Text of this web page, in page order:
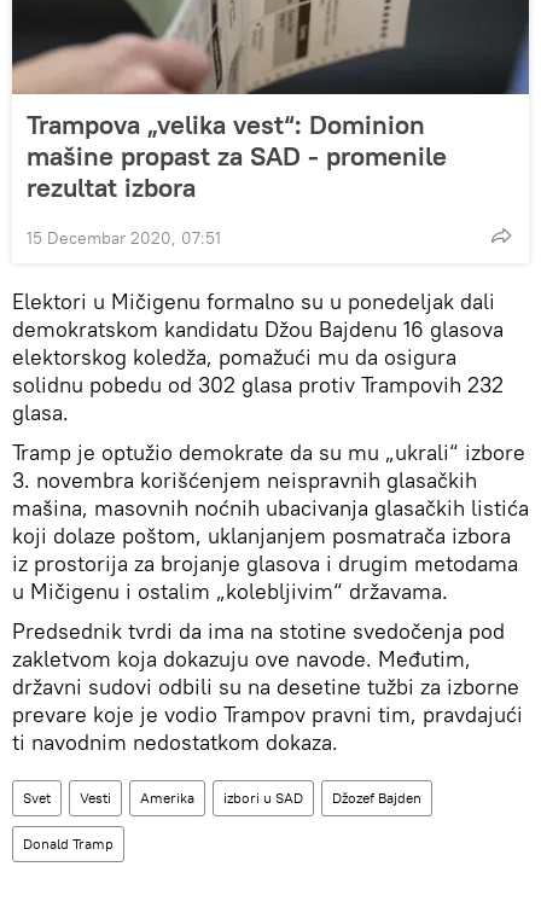
Trampova „velika vest“: Dominion
mašine propast za SAD - promenile
rezultat izbora
15 Decembar 2020, 07:51
Elektori u Mičigenu formalno su u ponedeljak dali
demokratskom kandidatu Džou Bajdenu 16 glasova
elektorskog koledža, pomažući mu da osigura
solidnu pobedu od 302 glasa protiv Trampovih 232
glasa.
Tramp je optužio demokrate da su mu „ukrali“ izbore
3. novembra korišćenjem neispravnih glasačkih
mašina, masovnih noćnih ubacivanja glasačkih listića
koji dolaze poštom, uklanjanjem posmatrača izbora
iz prostorija za brojanje glasova i drugim metodama
u Mičigenu i ostalim „kolebljivim“ državama.
Predsednik tvrdi da ima na stotine svedočenja pod
zakletvom koja dokazuju ove navode. Međutim,
državni sudovi odbili su na desetine tužbi za izborne
prevare koje je vodio Trampov pravni tim, pravdajući
ti navodnim nedostatkom dokaza.
Svet Vesti Amerika izbori u SAD Džozef Bajden
Donald Tramp